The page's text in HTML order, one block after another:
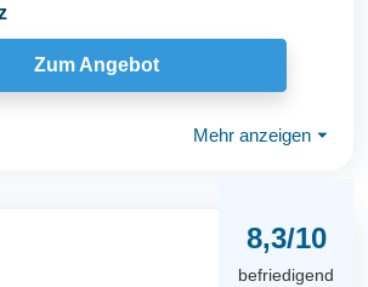
Zum Angebot
Mehr anzeigen ⏷
8,3/10
befriedigend